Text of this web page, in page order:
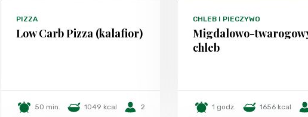
PIZZA
Low Carb Pizza (kalafior)
50 min. 1049 kcal 2
CHLEB I PIECZYWO
Migdalowo-
chleb
1 godz. 1656 kcal